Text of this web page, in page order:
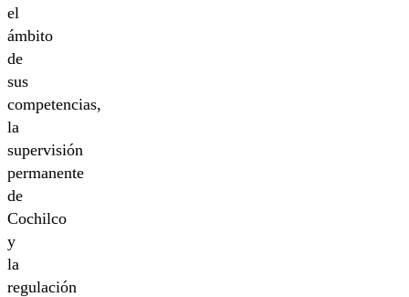
el
ámbito
de
sus
competencias,
la
supervisión
permanente
de
Cochilco
y
la
regulación